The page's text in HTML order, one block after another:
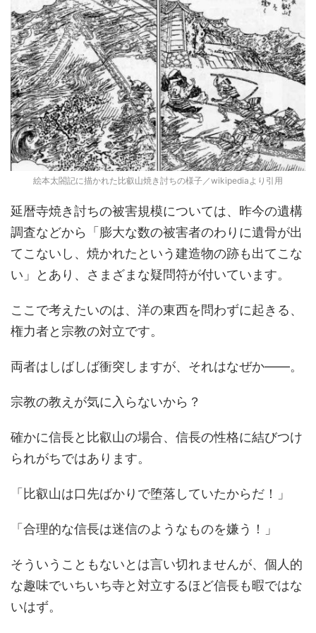
絵本太閤記に描かれた比叡山焼き討ちの様子／wikipediaより引用
延暦寺焼き討ちの被害規模については、昨今の遺構
調査などから「膨大な数の被害者のわりに遺骨が出
てこないし、焼かれたという建造物の跡も出てこな
い」とあり、さまざまな疑問符が付いています。
ここで考えたいのは、洋の東西を問わずに起きる、
権力者と宗教の対立です。
両者はしばしば衝突しますが、それはなぜか――。
宗教の教えが気に入らないから？
確かに信長と比叡山の場合、信長の性格に結びつけ
られがちではあります。
「比叡山は口先ばかりで堕落していたからだ！」
「合理的な信長は迷信のようなものを嫌う！」
そういうこともないとは言い切れませんが、個人的
な趣味でいちいち寺と対立するほど信長も暇ではな
いはず。